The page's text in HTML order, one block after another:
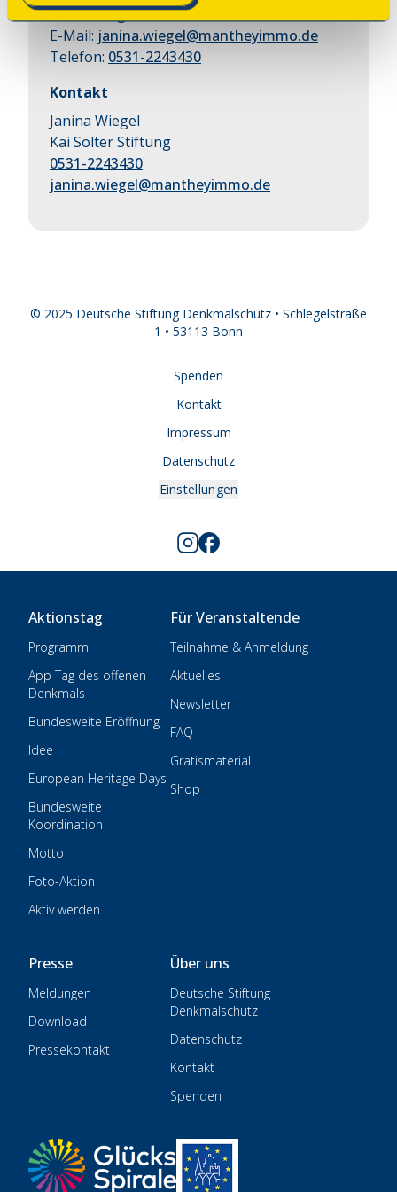
Anmeldung bis:13.09.2026
E-Mail: janina.wiegel@mantheyimmo.de
Telefon: 0531-2243430
Kontakt
Janina Wiegel
Kai Sölter Stiftung
0531-2243430
janina.wiegel@mantheyimmo.de
© 2025 Deutsche Stiftung Denkmalschutz • Schlegelstraße
1 • 53113 Bonn
Spenden
Kontakt
Impressum
Datenschutz
Einstellungen
Aktionstag
Programm
App Tag des offenen
Denkmals
Bundesweite Eröffnung
Idee
European Heritage Days
Bundesweite
Koordination
Motto
Foto-Aktion
Aktiv werden
Für Veranstaltende
Teilnahme & Anmeldung
Aktuelles
Newsletter
FAQ
Gratismaterial
Shop
Presse
Meldungen
Download
Pressekontakt
Über uns
Deutsche Stiftung
Denkmalschutz
Datenschutz
Kontakt
Spenden